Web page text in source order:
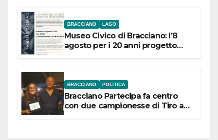
BRACCIANO LAGO
Museo Civico di Bracciano: l’8
agosto per i 20 anni progetto
BRACCIANO POLITICA
Bracciano Partecipa fa centro
con due campionesse di Tiro a